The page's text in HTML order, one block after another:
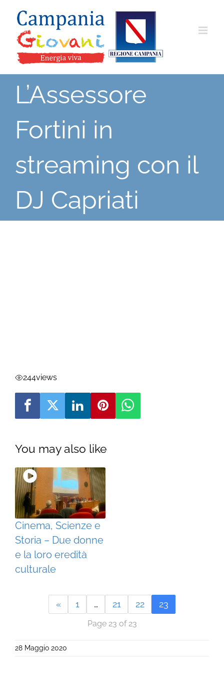
contenuto
L’Assessore
Fortini in
streaming con il
DJ Capriati
244views
You may also like
Cinema, Scienze e
Storia – Due donne
e la loro eredità
culturale
« 1 … 21 22 23
Page 23 of 23
28 Maggio 2020